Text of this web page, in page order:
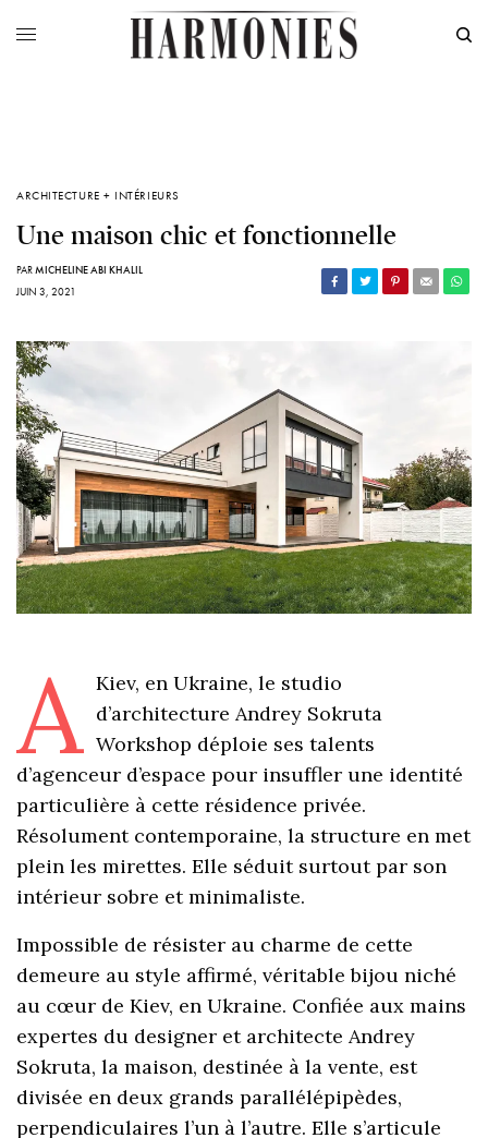
ARCHITECTURE + INTÉRIEURS
Une maison chic et fonctionnelle
PARMICHELINE ABI KHALIL
JUIN 3, 2021
A Kiev, en Ukraine, le studio
d’architecture Andrey Sokruta
Workshop déploie ses talents
d’agenceur d’espace pour insuffler une identité
particulière à cette résidence privée.
Résolument contemporaine, la structure en met
plein les mirettes. Elle séduit surtout par son
intérieur sobre et minimaliste.
Impossible de résister au charme de cette
demeure au style affirmé, véritable bijou niché
au cœur de Kiev, en Ukraine. Confiée aux mains
expertes du designer et architecte Andrey
Sokruta, la maison, destinée à la vente, est
divisée en deux grands parallélépipèdes,
perpendiculaires l’un à l’autre. Elle s’articule